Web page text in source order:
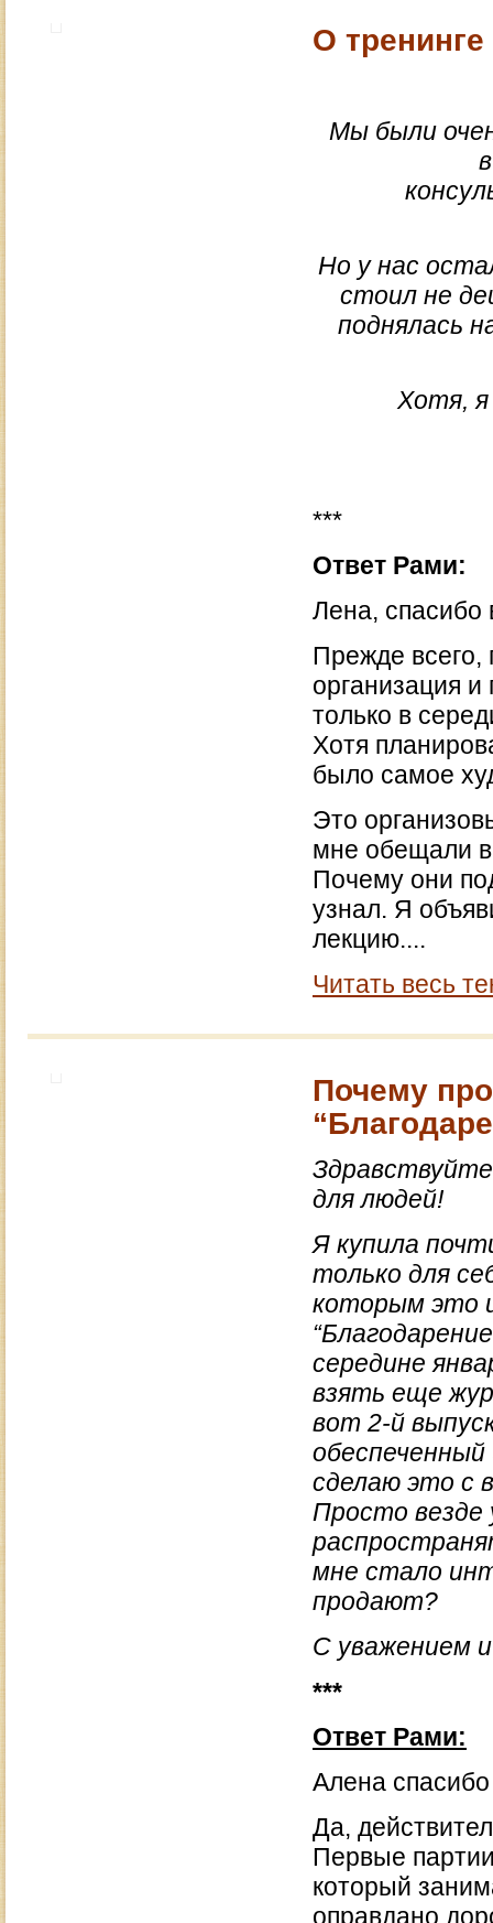
О
Мы были
Но у нас
стоил не
поднялась
Хотя,
***
Ответ Рами:
Лена, спасибо
Прежде всего,
организация
только в
Хотя
было самое
Это
мне обещали
Почему они
узнал. Я
лекцию....
Читать весь
Почему
для людей!
Я купила
только для
которым это
середине
взять еще
вот 2-й
сделаю это с
Просто везде
мне стало
продают?
С уважением
***
Ответ Рами:
Алена
Да,
Первые
который
оправдано